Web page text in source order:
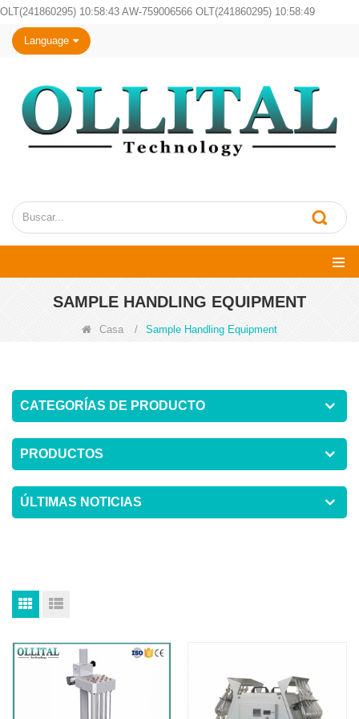
OLT(241860295) 10:58:43 AW-759006566 OLT(241860295) 10:58:49
Language
SAMPLE HANDLING EQUIPMENT
Casa / Sample Handling Equipment
CATEGORÍAS DE PRODUCTO
PRODUCTOS
ÚLTIMAS NOTICIAS